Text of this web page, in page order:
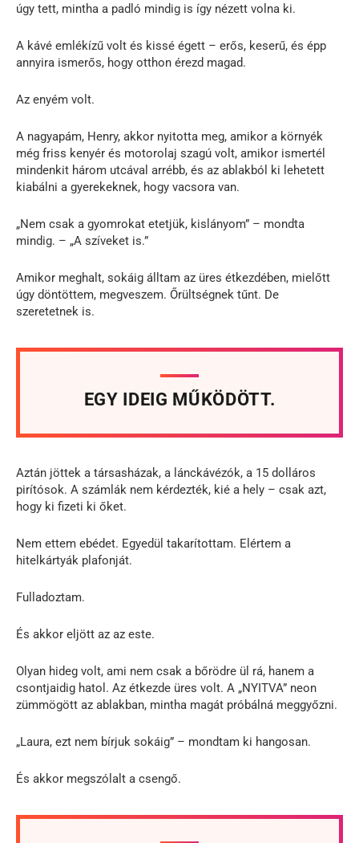
úgy tett, mintha a padló mindig is így nézett volna ki.
A kávé emlékízű volt és kissé égett – erős, keserű, és épp
annyira ismerős, hogy otthon érezd magad.
Az enyém volt.
A nagyapám, Henry, akkor nyitotta meg, amikor a környék
még friss kenyér és motorolaj szagú volt, amikor ismertél
mindenkit három utcával arrébb, és az ablakból ki lehetett
kiabálni a gyerekeknek, hogy vacsora van.
„Nem csak a gyomrokat etetjük, kislányom” – mondta
mindig. – „A szíveket is.”
Amikor meghalt, sokáig álltam az üres étkezdében, mielőtt
úgy döntöttem, megveszem. Őrültségnek tűnt. De
szeretetnek is.
EGY IDEIG MŰKÖDÖTT.
Aztán jöttek a társasházak, a lánckávézók, a 15 dolláros
pirítósok. A számlák nem kérdezték, kié a hely – csak azt,
hogy ki fizeti ki őket.
Nem ettem ebédet. Egyedül takarítottam. Elértem a
hitelkártyák plafonját.
Fulladoztam.
És akkor eljött az az este.
Olyan hideg volt, ami nem csak a bőrödre ül rá, hanem a
csontjaidig hatol. Az étkezde üres volt. A „NYITVA” neon
zümmögött az ablakban, mintha magát próbálná meggyőzni.
„Laura, ezt nem bírjuk sokáig” – mondtam ki hangosan.
És akkor megszólalt a csengő.